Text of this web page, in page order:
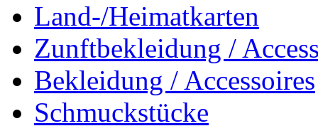
Land-/Heimatkarten
Zunftbekleidung /
Bekleidung / Accessoires
Schmuckstücke